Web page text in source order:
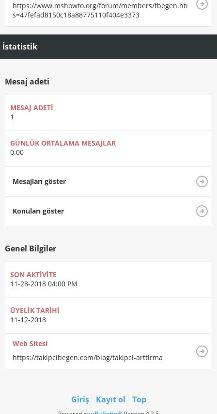
https://www.mshowto.org/forum/members/tbegen.html?
s=47fefad8150c18a88775110f404e3373
İstatistik
Mesaj adeti
MESAJ ADETI
1
GÜNLÜK ORTALAMA MESAJLAR
0.00
Mesajları göster
Konuları göster
Genel Bilgiler
SON AKTIVITE
11-28-2018 04:00 PM
ÜYELIK TARIHI
11-12-2018
Web Sitesi
https://takipcibegen.com/blog/takipci-arttirma
Giriş Kayıt ol Top